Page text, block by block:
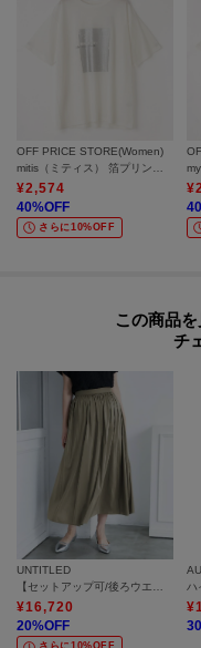
OFF PRICE STORE(Women)
¥2,574
40%OFF
さらに10%OFF
¥
40
この商品
チ
UNTITLED
【セットアップ可/後ろウエストゴム/光沢感】ローンフレアスカート
¥16,720
20%OFF
ハ
¥
30